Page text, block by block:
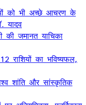
को भी अच्छे आचरण के
यादव
की जमानत याचिका
का भविष्यफल,
शांति और सांस्कृतिक